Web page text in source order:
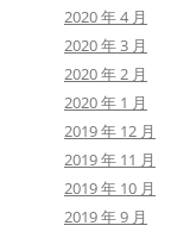
2020 年 4 月
2020 年 3 月
2020 年 2 月
2020 年 1 月
2019 年 12 月
2019 年 11 月
2019 年 10 月
2019 年 9 月